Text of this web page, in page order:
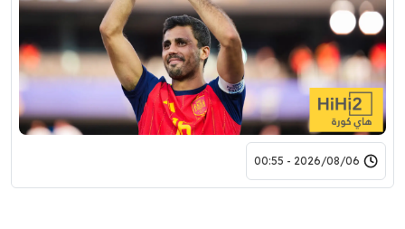
2026/08/06 - 00:55